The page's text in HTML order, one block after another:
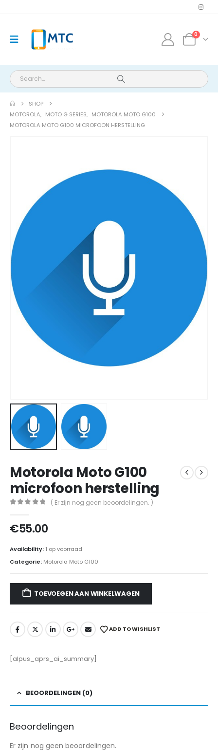
0
SHOP
MOTOROLA, MOTO G SERIES, MOTOROLA MOTO G100
MOTOROLA MOTO G100 MICROFOON HERSTELLING
Motorola Moto G100
microfoon herstelling
( Er zijn nog geen beoordelingen. )
€55.00
Availability: 1 op voorraad
Categorie: Motorola Moto G100
TOEVOEGEN AAN WINKELWAGEN
ADD TO WISHLIST
[alpus_aprs_ai_summary]
BEOORDELINGEN (0)
Beoordelingen
Er zijn nog geen beoordelingen.